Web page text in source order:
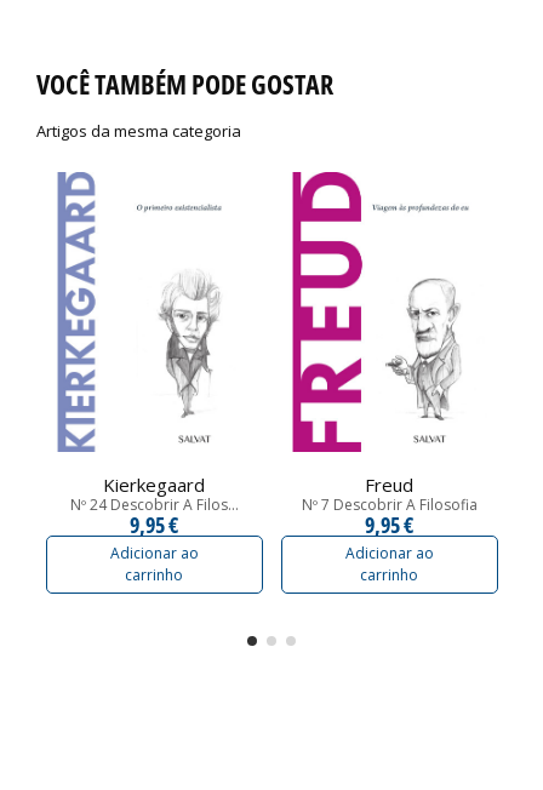
VOCÊ TAMBÉM PODE GOSTAR
Artigos da mesma categoria
Kierkegaard
Nº 24 Descobrir A Filos...
9,95 €
Adicionar ao
carrinho
Freud
Nº 7 Descobrir A Filosofia
9,95 €
Adicionar ao
carrinho